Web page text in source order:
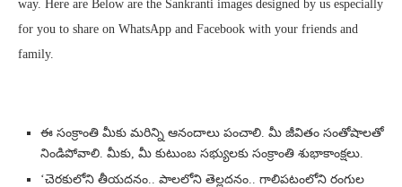
way. Here are Below are the Sankranti images designed by us especially
for you to share on WhatsApp and Facebook with your friends and
family.
ఈ సంక్రాంతి మీకు మరిన్ని ఆనందాలు పంచాలి. మీ జీవితం సంతోషాలతో
నిండిపోవాలి. మీకు, మీ కుటుంబ సభ్యులకు సంక్రాంతి శుభాకాంక్షలు.
‘చెరకులోని తీయదనం.. పాలలోని తెల్లదనం.. గాలిపటంలోని రంగుల